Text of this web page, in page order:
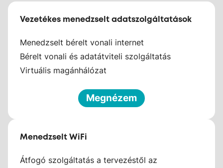
Vezetékes menedzselt adatszolgáltatások
Menedzselt bérelt vonali internet
Bérelt vonali és adatátviteli szolgáltatás
Virtuális magánhálózat
Megnézem
Menedzselt WiFi
Átfogó szolgáltatás a tervezéstől az